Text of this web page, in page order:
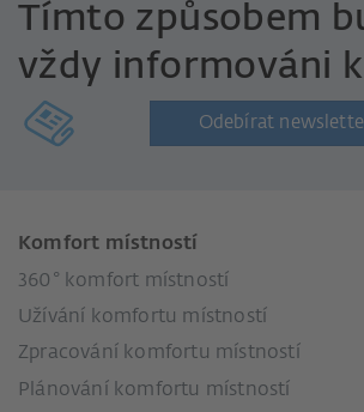
Tímto způsobem
vždy informováni k
Odebírat
Komfort místností
360° komfort místností
Užívání komfortu místností
Zpracování komfortu místností
Plánování komfortu místností